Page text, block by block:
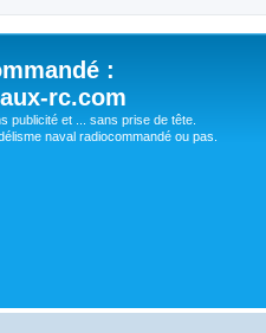
:
rc.com
publicité et ... sans prise de tête.
naval radiocommandé ou pas.